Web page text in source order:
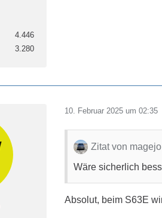
4.446
3.280
10. Februar 2025 um 02:35
Zitat von magejo
Wäre sicherlich
Absolut, beim S63E